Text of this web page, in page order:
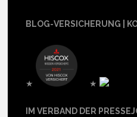
BLOG-VERSICHERUNG |
★ ★
IM VERBAND DER